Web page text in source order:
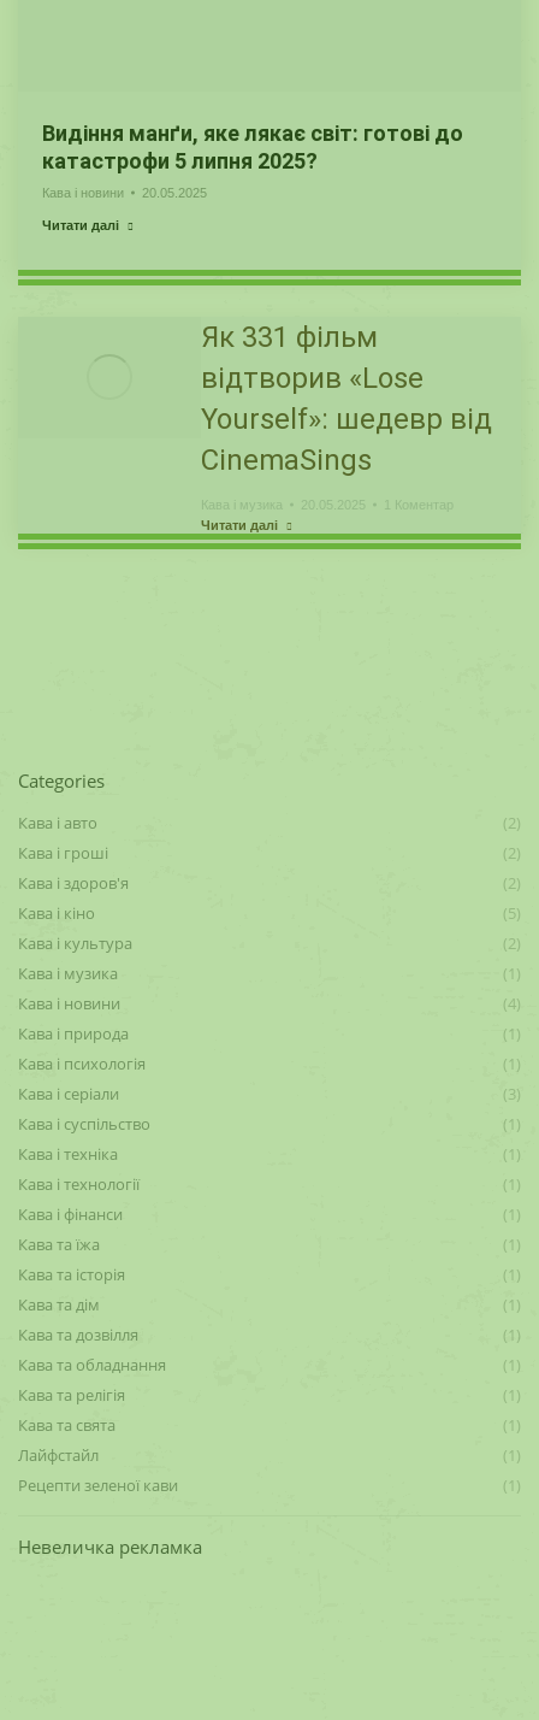
Видіння манґи, яке лякає світ: готові до
катастрофи 5 липня 2025?
Кава і новини 20.05.2025
Читати далі
Як 331 фільм
відтворив «Lose
Yourself»: шедевр від
CinemaSings
Кава і музика 20.05.2025
1 Коментар
Читати далі
Categories
Кава і авто
(2)
Кава і гроші
(2)
Кава і здоров'я
(2)
Кава і кіно
(5)
Кава і культура
(2)
Кава і музика
(1)
Кава і новини
(4)
Кава і природа
(1)
Кава і психологія
(1)
Кава і серіали
(3)
Кава і суспільство
(1)
Кава і техніка
(1)
Кава і технології
(1)
Кава і фінанси
(1)
Кава та їжа
(1)
Кава та історія
(1)
Кава та дім
(1)
Кава та дозвілля
(1)
Кава та обладнання
(1)
Кава та релігія
(1)
Кава та свята
(1)
Лайфстайл
(1)
Рецепти зеленої кави
(1)
Невеличка рекламка